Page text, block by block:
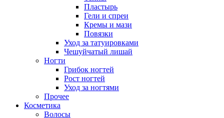
Пластырь
Гели и спреи
Кремы и мази
Повязки
Уход за татуировками
Чешуйчатый лишай
Ногти
Грибок ногтей
Рост ногтей
Уход за ногтями
Прочее
Косметика
Волосы